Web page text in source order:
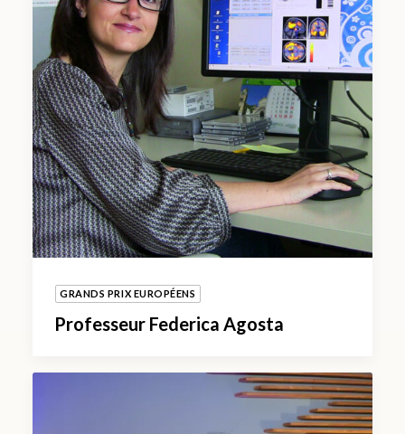
GRANDS PRIX EUROPÉENS
Professeur Federica Agosta